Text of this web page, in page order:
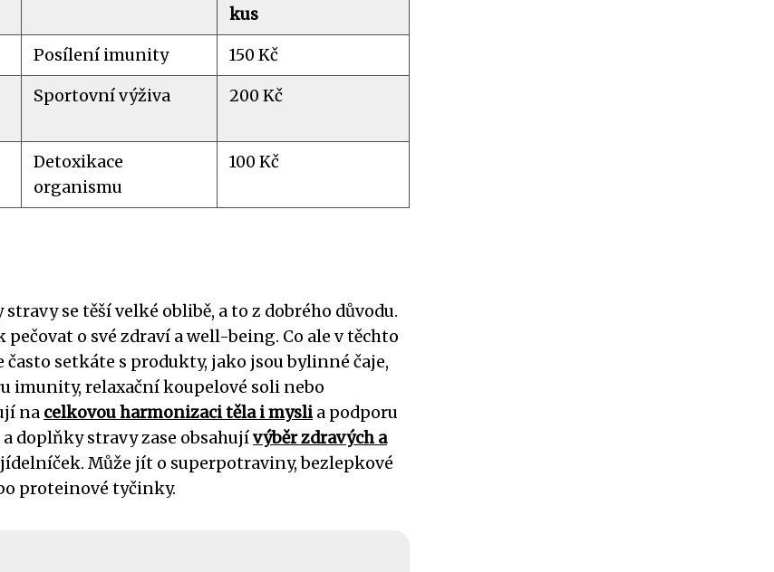
kus
Posílení imunity 150 Kč
Sportovní výživa 200 Kč
Detoxikace
organismu
100 Kč
se těší velké oblibě, a to z dobrého důvodu.
pečovat o své zdraví a well-being. Co ale v těchto
setkáte s produkty, jako jsou bylinné čaje,
imunity, relaxační koupelové soli nebo
na celkovou harmonizaci těla i myslia podporu
doplňky stravy zase obsahujívýběr zdravých a
Může jít o superpotraviny, bezlepkové
proteinové tyčinky.